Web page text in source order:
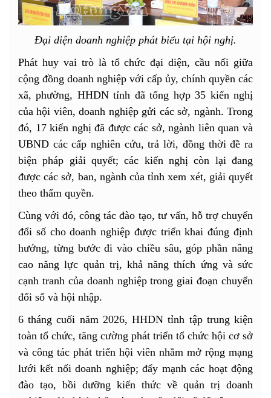
Đại diện doanh nghiệp phát biểu tại hội nghị.
Phát huy vai trò là tổ chức đại diện, cầu nối giữa
cộng đồng doanh nghiệp với cấp ủy, chính quyền các
xã, phường, HHDN tỉnh đã tổng hợp 35 kiến nghị
của hội viên, doanh nghiệp gửi các sở, ngành. Trong
đó, 17 kiến nghị đã được các sở, ngành liên quan và
UBND các cấp nghiên cứu, trả lời, đồng thời đề ra
biện pháp giải quyết; các kiến nghị còn lại đang
được các sở, ban, ngành của tỉnh xem xét, giải quyết
theo thẩm quyền.
Cùng với đó, công tác đào tạo, tư vấn, hỗ trợ chuyển
đổi số cho doanh nghiệp được triển khai đúng định
hướng, từng bước đi vào chiều sâu, góp phần nâng
cao năng lực quản trị, khả năng thích ứng và sức
cạnh tranh của doanh nghiệp trong giai đoạn chuyển
đổi số và hội nhập.
6 tháng cuối năm 2026, HHDN tỉnh tập trung kiện
toàn tổ chức, tăng cường phát triển tổ chức hội cơ sở
và công tác phát triển hội viên nhằm mở rộng mạng
lưới kết nối doanh nghiệp; đẩy mạnh các hoạt động
đào tạo, bồi dưỡng kiến thức về quản trị doanh